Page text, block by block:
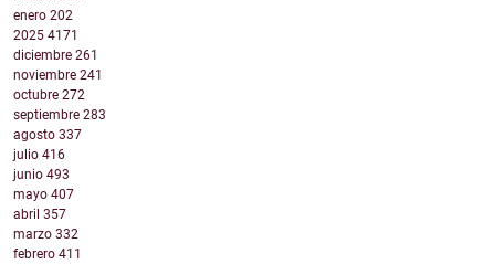
enero 202
2025 4171
diciembre 261
noviembre 241
octubre 272
septiembre 283
agosto 337
julio 416
junio 493
mayo 407
abril 357
marzo 332
febrero 411